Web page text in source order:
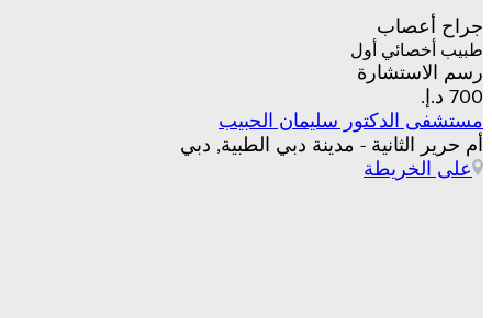
جراح أعصاب
طبيب أخصائي أول
رسم الاستشارة
مستشفى الدكتور سليمان الحبيب
أم حرير الثانية - مدينة دبي الطبية, دبي
على الخريطة